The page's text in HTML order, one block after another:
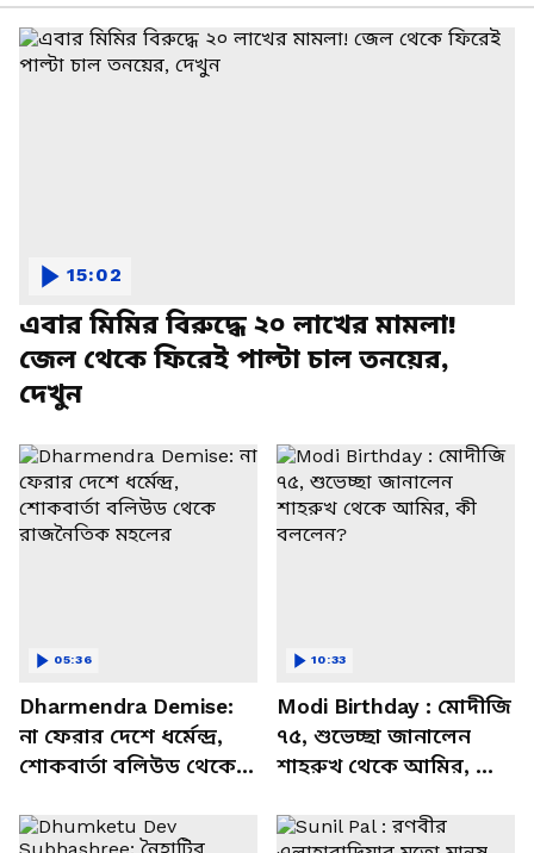
এবার মিমির বিরুদ্ধে ২০ লাখের মামলা!
জেল থেকে ফিরেই পাল্টা চাল তনয়ের,
দেখুন
15:02
Dharmendra Demise:
না ফেরার দেশে ধর্মেন্দ্র,
শোকবার্তা বলিউড থেকে
05:36
Modi Birthday : মোদীজি
৭৫, শুভেচ্ছা জানালেন
শাহরুখ থেকে আমির, কী
10:33